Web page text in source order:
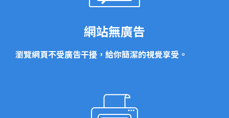
網站無廣告
瀏覽網頁不受廣告干擾，給你簡潔的視覺享受。